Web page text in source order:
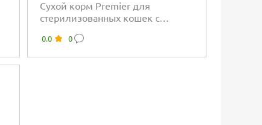
Сухой корм Premier для
стерилизованных кошек с
шерстью, лосось и индейка
0.0 0